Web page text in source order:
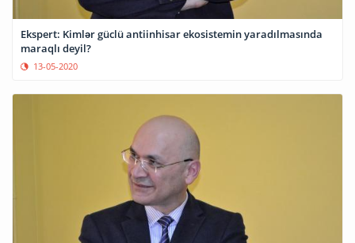
Ekspert: Kimlər güclü antiinhisar ekosistemin yaradılmasında
maraqlı deyil?
13-05-2020